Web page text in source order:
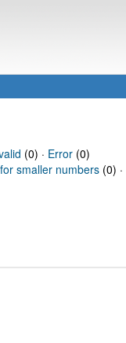
(0) · Error(0)
smaller numbers (0) ·